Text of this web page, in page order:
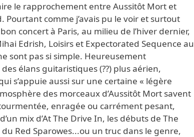
le rapprochement entre Aussitôt Mort et
Pourtant comme j’avais pu le voir et surtout
concert à Paris, au milieu de l’hiver dernier,
Edrish, Loisirs et Expectorated Sequence au
sont pas si simple. Heureusement
élans guitaristiques (??) plus aérien,
s’appuie aussi sur une certaine « légère
des morceaux d’Aussitôt Mort savent
enragée ou carrément pesant,
mix d’At The Drive In, les débuts de The
Red Sparowes...ou un truc dans le genre,